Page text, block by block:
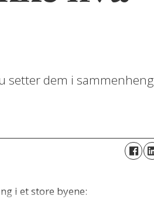
setter dem i sammenheng
i et store byene: